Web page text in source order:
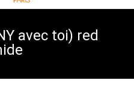
avec toi) red